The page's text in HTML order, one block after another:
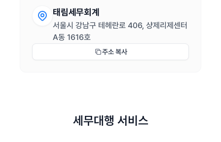
태림세무회계
서울시 강남구 테헤란로 406, 샹제리제센터
A동 1616호
주소 복사
세무대행 서비스